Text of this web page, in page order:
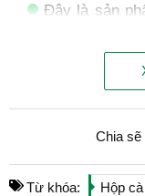
Đây là sản
Hộp cà phê
Cà phê ngon
Phin nhôm
họa tiết Danh
cao cấp in
Chia sẽ
Từ khóa:
Hộp